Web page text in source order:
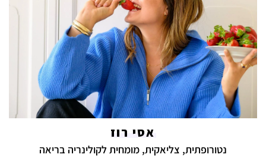
אסי רוז
נטורופתית, צליאקית, מומחית לקולינריה בריאה